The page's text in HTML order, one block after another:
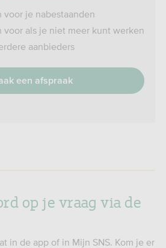
voor je nabestaanden
voor als je niet meer kunt werken
aanbieders
een afspraak
op je vraag via de
in de app of in Mijn SNS. Kom je er